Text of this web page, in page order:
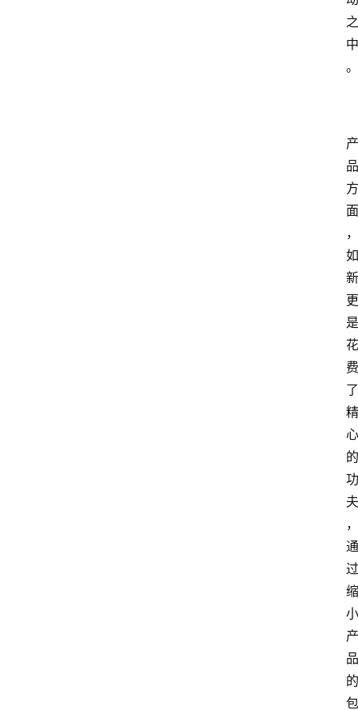
之
中
。
产
品
方
面
，
如
新
更
是
花
费
了
精
心
的
功
夫
，
通
过
缩
小
产
品
的
包